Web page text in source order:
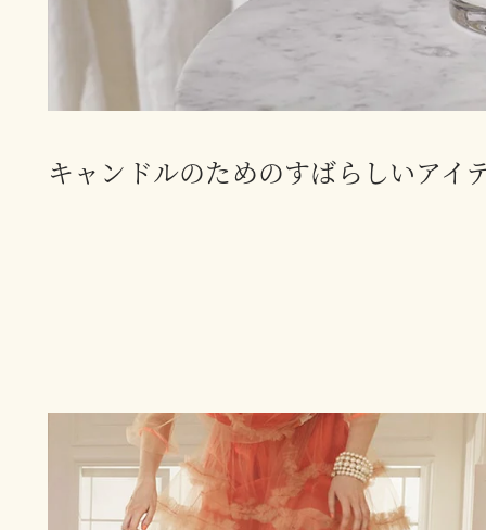
キャンドルのためのすばらしいアイ